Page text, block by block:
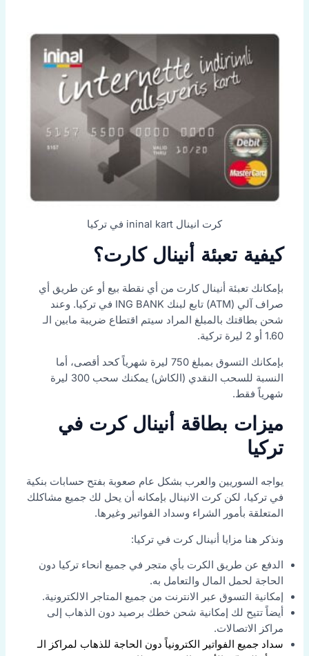
كرت انينال ininal kart في تركيا
كيفية تعبئة أنينال كارت؟
بإمكانك تعبئة أنينال كارت من أي نقطة بيع أو عن طريق أي
صراف آلي (ATM) تابع لبنك ING BANK في تركيا. وعند
شحن بطاقتك بالمبلغ المراد سيتم اقتطاع ضريبة مابين الـ
1.60 أو 2 ليرة تركية.
بإمكانك التسوق بمبلغ 750 ليرة شهرياً كحد أقصى، أما
النسبة للسحب النقدي (الكاش) يمكنك سحب 300 ليرة
شهرياً فقط.
ميزات بطاقة أنينال كرت في
تركيا
يواجه السوريين والعرب بشكل عام صعوبة بفتح حسابات بنكية
في تركيا، لكن كرت الانينال بإمكانه أن يحل لك جميع مشاكلك
المتعلقة بأمور الشراء وسداد الفواتير وغيرها.
ونذكر هنا مزايا أنينال كرت في تركيا:
الدفع عن طريق الكرت بأي متجر في جميع انحاء تركيا دون
الحاجة لحمل المال والتعامل به.
إمكانية التسوق عبر الانترنت من جميع المتاجر الالكترونية.
أيضاً تتيح لك إمكانية شحن خطك برصيد دون الذهاب إلى
مراكز الاتصالات.
سداد جميع الفواتير الكترونياً دون الحاجة للذهاب لمراكز الـ